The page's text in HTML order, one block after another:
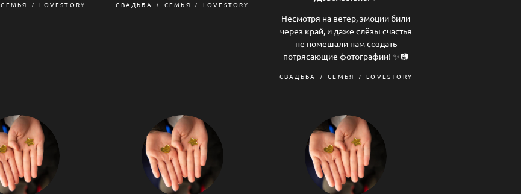
СЕМЬЯ LOVESTORY СВАДЬБА СЕМЬЯ LOVESTORY
Несмотря на ветер, эмоции били
через край, и даже слёзы счастья
не помешали нам создать
потрясающие фотографии! ✨📷
СВАДЬБА СЕМЬЯ LOVESTORY